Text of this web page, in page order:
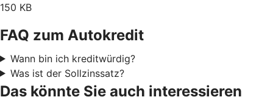
150 KB
FAQ zum Autokredit
Wann bin ich kreditwürdig?
Was ist der Sollzinssatz?
Das könnte Sie auch interessieren